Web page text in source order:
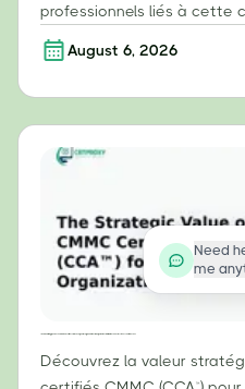
professionnels liés à cette
August 6, 2026
Découvrez la valeur
Need
me